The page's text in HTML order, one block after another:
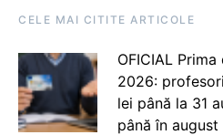
CELE MAI CITITE ARTICOLE
OFICIAL
2026:
lei până la 31
până în